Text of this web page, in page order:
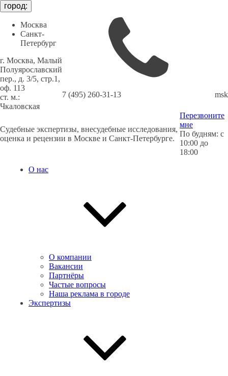
город:
Москва
Санкт-
Петербург
г. Москва, Малый
Полуярославский
пер., д. 3/5, стр.1,
оф. 113
cт. м.:
Чкаловская
7 (495) 260-31-13
Судебные экспертизы, внесудебные исследования,
оценка и рецензии в Москве и Санкт-Петербурге.
Перезвоните
мне
По будням: с
10:00 до
18:00
О нас
О компании
Вакансии
Партнёры
Частые вопросы
Наша реклама в городе
Экспертизы